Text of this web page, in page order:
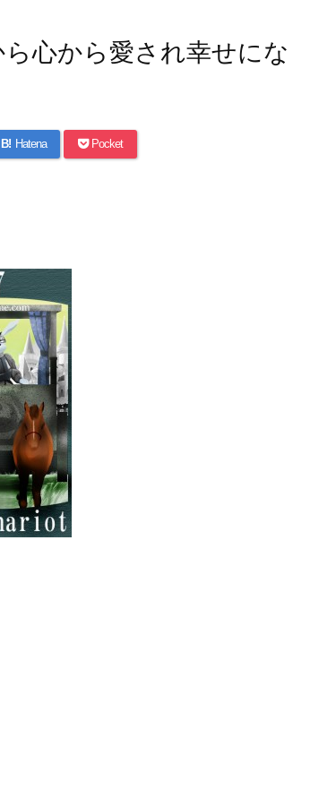
ら心から愛され幸せにな
B! Hatena Pocket